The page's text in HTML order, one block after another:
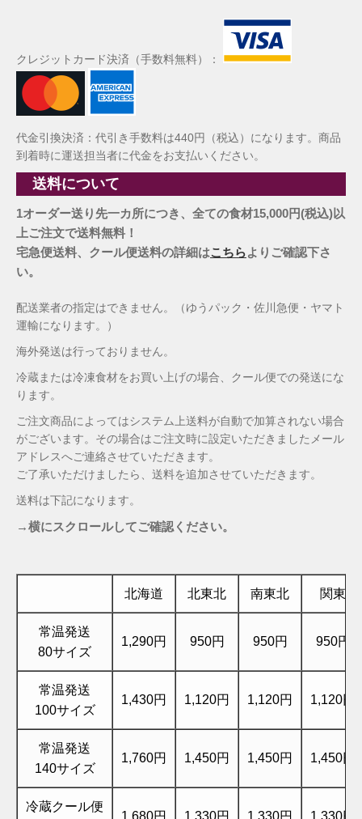
クレジットカード決済（手数料無料）：
代金引換決済：代引き手数料は440円（税込）になります。商品
到着時に運送担当者に代金をお支払いください。
送料について
1オーダー送り先一カ所につき、全ての食材15,000円(税込)以
上ご注文で送料無料！
宅急便送料、クール便送料の詳細はこちらよりご確認下さ
い。
配送業者の指定はできません。（ゆうパック・佐川急便・ヤマト
運輸になります。）
海外発送は行っておりません。
冷蔵または冷凍食材をお買い上げの場合、クール便での発送にな
ります。
ご注文商品によってはシステム上送料が自動で加算されない場合
がございます。その場合はご注文時に設定いただきましたメール
アドレスへご連絡させていただきます。
ご了承いただけましたら、送料を追加させていただきます。
送料は下記になります。
→横にスクロールしてご確認ください。
北海道 北東北 南東北 関東
常温発送
80サイズ
1,290円 950円 950円 950円
常温発送
100サイズ
1,430円 1,120円 1,120円 1,120円
常温発送
140サイズ
1,760円 1,450円 1,450円 1,450円
冷蔵クール便
1,680円 1,330円 1,330円 1,330円